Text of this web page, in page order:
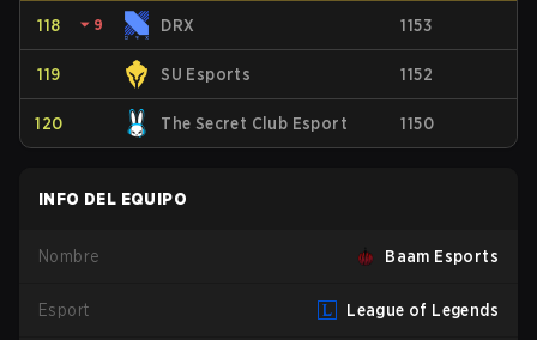
118 ⏷ 9 DRX 1153
119 SU Esports 1152
120 The Secret Club Esport 1150
INFO DEL EQUIPO
Nombre Baam Esports
Esport League of Legends